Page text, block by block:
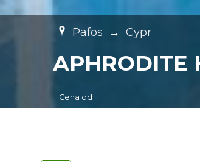
Pafos → Cypr
APHRODITE
Cena od